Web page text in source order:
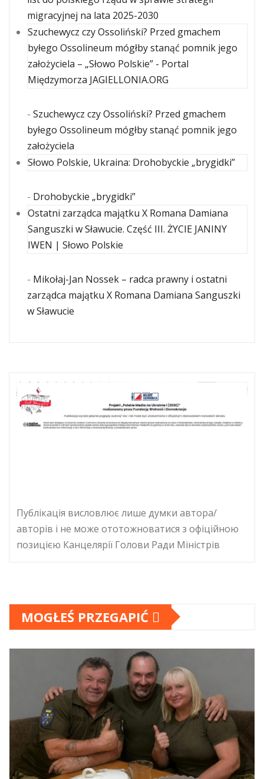
migracyjnej na lata 2025-2030
Szuchewycz czy Ossoliński? Przed gmachem
byłego Ossolineum mógłby stanąć pomnik jego
założyciela – „Słowo Polskie” - Portal
Międzymorza JAGIELLONIA.ORG
- Szuchewycz czy Ossoliński? Przed gmachem
byłego Ossolineum mógłby stanąć pomnik jego
założyciela
Słowo Polskie, Ukraina: Drohobyckie „brygidki”
- Drohobyckie „brygidki”
Ostatni zarządca majątku X Romana Damiana
Sanguszki w Sławucie. Część III. ŻYCIE JANINY
IWEN | Słowo Polskie
- Mikołaj-Jan Nossek – radca prawny i ostatni
zarządca majątku X Romana Damiana Sanguszki
w Sławucie
Публікація висловлює лише думки автора/
авторів і не може ототожноватися з офіційною
позицією Канцелярії Голови Ради Міністрів
MOGŁEŚ PRZEGAPIĆ